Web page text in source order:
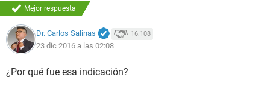
Mejor respuesta
Dr. Carlos Salinas 16.108
23 dic 2016 a las 02:08
¿Por qué fue esa indicación?